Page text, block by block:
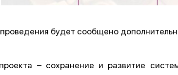
будет сообщено
– сохранение и развитие